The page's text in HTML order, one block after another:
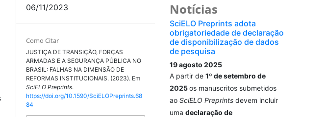
06/11/2023
Como Citar
JUSTIÇA DE TRANSIÇÃO, FORÇAS
ARMADAS E A SEGURANÇA PÚBLICA NO
BRASIL: FALHAS NA DIMENSÃO DE
REFORMAS INSTITUCIONAIS. (2023). Em
SciELO Preprints.
https://doi.org/10.1590/SciELOPreprints.68
84
Notícias
SciELO Preprints adota
obrigatoriedade de declaração
de disponibilização de dados
de pesquisa
19 agosto 2025
A partir de 1º de setembro de
2025os manuscritos submetidos
ao SciELO Preprintsdevem incluir
uma declaração de